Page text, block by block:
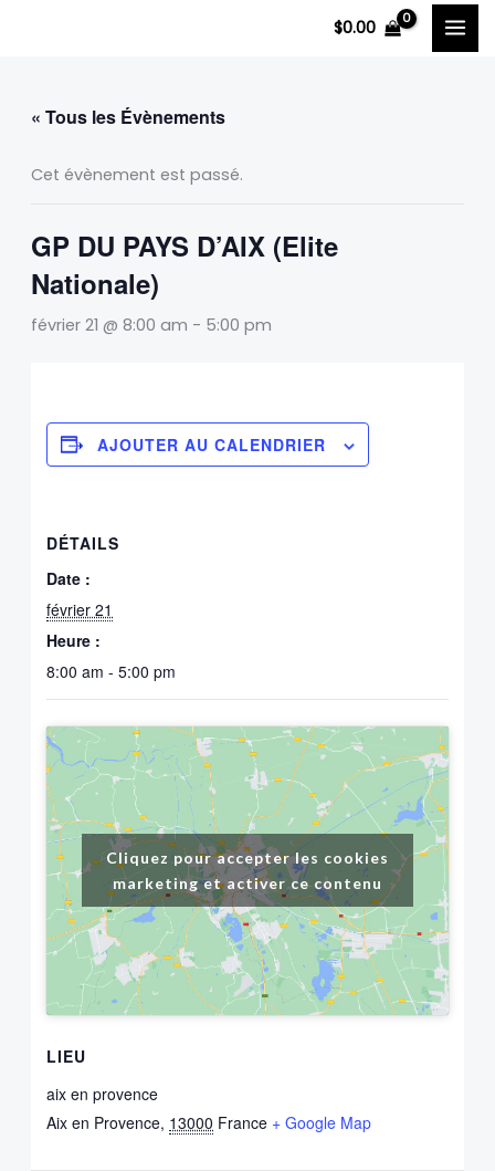
$0.00
« Tous les Évènements
Cet évènement est passé.
GP DU PAYS D’AIX (Elite
Nationale)
février 21 @ 8:00 am - 5:00 pm
AJOUTER AU CALENDRIER
DÉTAILS
Date :
février 21
Heure :
8:00 am - 5:00 pm
LIEU
aix en provence
Aix en Provence, 13000 France + Google Map
Cliquez pour accepter les cookies
marketing et activer ce contenu